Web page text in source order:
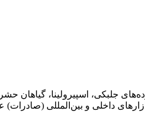
جلبکی، اسپیرولینا،
داخلی و بین‌المللی